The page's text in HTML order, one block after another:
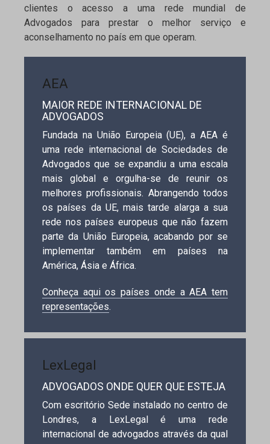
clientes o acesso a uma rede mundial de
Advogados para prestar o melhor serviço e
aconselhamento no país em que operam.
AEA
MAIOR REDE INTERNACIONAL DE
ADVOGADOS
Fundada na União Europeia (UE), a AEA é
uma rede internacional de Sociedades de
Advogados que se expandiu a uma escala
mais global e orgulha-se de reunir os
melhores profissionais. Abrangendo todos
os países da UE, mais tarde alarga a sua
rede nos países europeus que não fazem
parte da União Europeia, acabando por se
implementar também em países na
América, Ásia e África.
Conheça aqui os países onde a AEA tem
representações.
LexLegal
ADVOGADOS ONDE QUER QUE ESTEJA
Com escritório Sede instalado no centro de
Londres, a LexLegal é uma rede
internacional de advogados através da qual